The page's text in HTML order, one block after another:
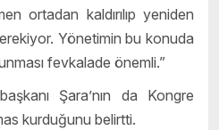
ortadan kaldırılıp yeniden
Yönetimin bu konuda
fevkalade önemli.”
Şara’nın da Kongre
kurduğunu belirtti.